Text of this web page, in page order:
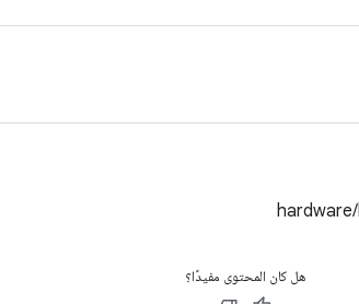
هل كان المحتوى مفيدًا؟